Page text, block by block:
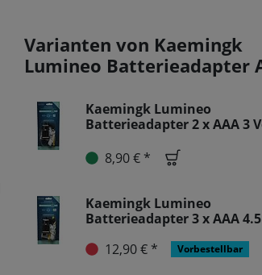
Varianten von Kaemingk
Lumineo Batterieadapter
Kaemingk Lumineo
Batterieadapter 2 x AAA 3
8,90 € *
Kaemingk Lumineo
Batterieadapter 3 x AAA
12,90 € *
Vorbestellbar